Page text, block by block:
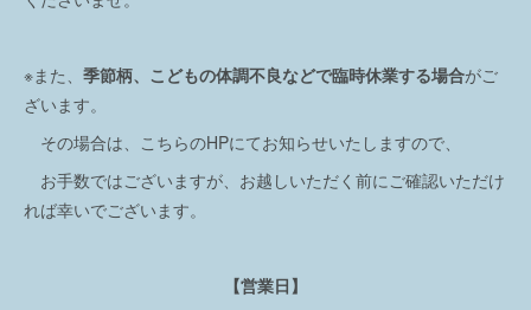
※また、 季節柄、こどもの体調不良などで臨時休業する場合がご
ざいます。
その場合は、こちらのHPにてお知らせいたしますので、
お手数ではございますが、お越しいただく前にご確認いただけ
れば幸いでございます。
【営業日】